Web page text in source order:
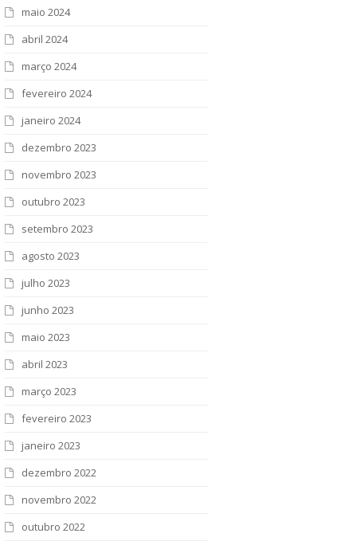
maio 2024
abril 2024
março 2024
fevereiro 2024
janeiro 2024
dezembro 2023
novembro 2023
outubro 2023
setembro 2023
agosto 2023
julho 2023
junho 2023
maio 2023
abril 2023
março 2023
fevereiro 2023
janeiro 2023
dezembro 2022
novembro 2022
outubro 2022